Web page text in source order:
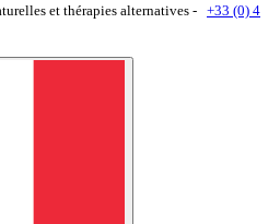
et thérapies alternatives - +33 (0) 4